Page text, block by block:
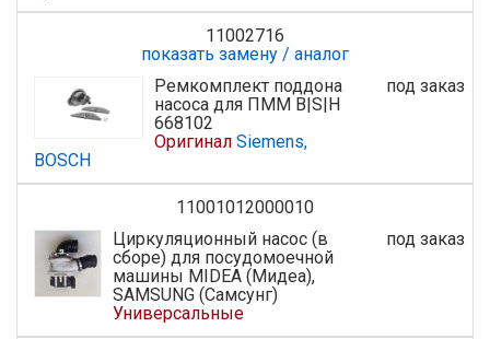
11002716
показать замену / аналог
Ремкомплект поддона
насоса для ПММ B|S|H
668102
Оригинал Siemens,
BOSCH
под заказ
11001012000010
Циркуляционный насос (в
сборе) для посудомоечной
машины MIDEA (Мидеа),
SAMSUNG (Самсунг)
Универсальные
под заказ